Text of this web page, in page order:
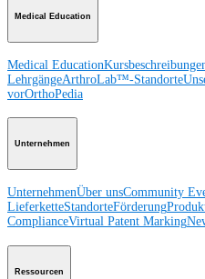
Medical Education
Medical Education
LehrgängeArthroLab™-Standorte
vorOrthoPedia
Unternehmen
UnternehmenÜber unsCommunity
LieferketteStandorteFörderung
ComplianceVirtual Patent Marking
Ressourcen